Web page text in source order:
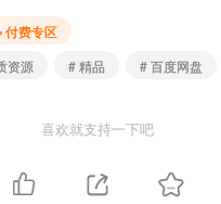
付费专区
资源 # 精品 # 百度网盘
喜欢就支持一下吧